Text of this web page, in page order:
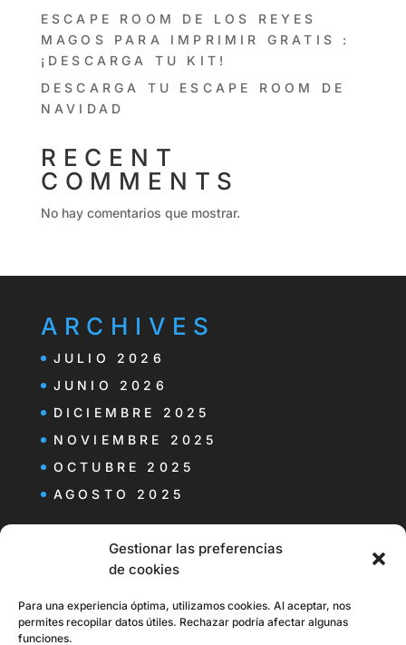
Gestionar las preferencias
de cookies
Para una experiencia óptima, utilizamos cookies. Al aceptar, nos
permites recopilar datos útiles. Rechazar podría afectar algunas
funciones.
ESCAPE ROOM DE LOS REYES
MAGOS PARA IMPRIMIR GRATIS :
¡DESCARGA TU KIT!
DESCARGA TU ESCAPE ROOM DE
NAVIDAD
RECENT
COMMENTS
No hay comentarios que mostrar.
ARCHIVES
JULIO 2026
JUNIO 2026
DICIEMBRE 2025
NOVIEMBRE 2025
OCTUBRE 2025
AGOSTO 2025
CATEGORIES